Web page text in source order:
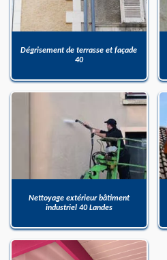
Dégrisement de terrasse et façade
40
Nettoyage extérieur bâtiment
industriel 40 Landes